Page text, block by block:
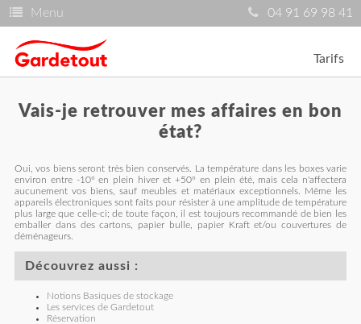
Menu 04 91 69 98 41
Tarifs
Vais-je retrouver mes affaires en bon
état?
Oui, vos biens seront très bien conservés. La température dans les boxes varie
environ entre -10º en plein hiver et +50º en plein été, mais cela n'affectera
aucunement vos biens, sauf meubles et matériaux exceptionnels. Même les
appareils électroniques sont faits pour résister à une amplitude de température
plus large que celle-ci; de toute façon, il est toujours recommandé de bien les
emballer dans des cartons, papier bulle, papier Kraft et/ou couvertures de
déménageurs.
Découvrez aussi :
Notions Basiques de stockage
Les services de Gardetout
Réservation